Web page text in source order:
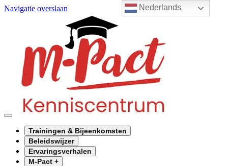
Nederlands
Navigatie overslaan
Trainingen & Bijeenkomsten
Beleidswijzer
Ervaringsverhalen
M-Pact +